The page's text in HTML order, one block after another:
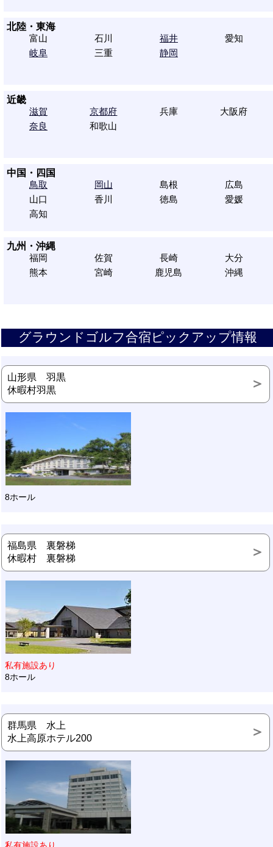
北陸・東海
富山
石川 福井
愛知
岐阜
三重 静岡
近畿
滋賀
京都府 兵庫
大阪府
奈良
和歌山
中国・四国
鳥取
岡山 島根
広島
山口
香川 徳島
愛媛
高知
九州・沖縄
福岡
佐賀 長崎
大分
熊本
宮崎 鹿児島 沖縄
グラウンドゴルフ合宿ピックアップ情報
山形県 羽黒
休暇村羽黒
8ホール
福島県 裏磐梯
休暇村 裏磐梯
私有施設あり
8ホール
群馬県 水上
水上高原ホテル200